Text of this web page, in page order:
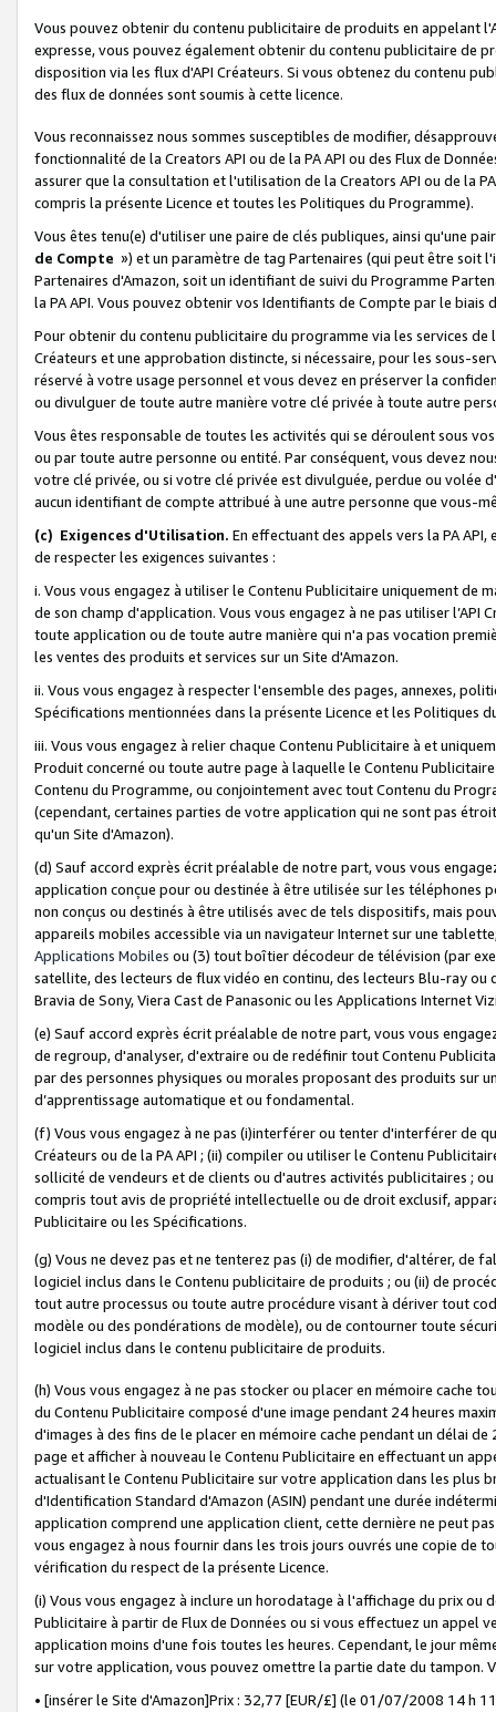
Vous pouvez obtenir du contenu publicitaire de produits en appelant
expresse, vous pouvez également obtenir du contenu publicitaire de
disposition via les flux d'API Créateurs. Si vous obtenez du contenu
des flux de données sont soumis à cette licence.
Vous reconnaissez nous sommes susceptibles de modifier,
fonctionnalité de la Creators API ou de la PA API ou des Flux de
assurer que la consultation et l'utilisation de la Creators API ou de la
compris la présente Licence et toutes les Politiques du Programme).
Vous êtes tenu(e) d'utiliser une paire de clés publiques, ainsi qu'une
de Compte ») et un paramètre de tag Partenaires (qui peut être soit
Partenaires d'Amazon, soit un identifiant de suivi du Programme
la PA API. Vous pouvez obtenir vos Identifiants de Compte par le biais
Pour obtenir du contenu publicitaire du programme via les services
Créateurs et une approbation distincte, si nécessaire, pour les sous-
réservé à votre usage personnel et vous devez en préserver la
ou divulguer de toute autre manière votre clé privée à toute autre
Vous êtes responsable de toutes les activités qui se déroulent sous
ou par toute autre personne ou entité. Par conséquent, vous devez
votre clé privée, ou si votre clé privée est divulguée, perdue ou volée
aucun identifiant de compte attribué à une autre personne que vous-
(c) Exigences d'Utilisation. En effectuant des appels vers la PA
de respecter les exigences suivantes :
i. Vous vous engagez à utiliser le Contenu Publicitaire uniquement de
de son champ d'application. Vous vous engagez à ne pas utiliser l’API
toute application ou de toute autre manière qui n'a pas vocation
les ventes des produits et services sur un Site d'Amazon.
ii. Vous vous engagez à respecter l'ensemble des pages, annexes,
Spécifications mentionnées dans la présente Licence et les Politiques
iii. Vous vous engagez à relier chaque Contenu Publicitaire à et
Produit concerné ou toute autre page à laquelle le Contenu
Contenu du Programme, ou conjointement avec tout Contenu du
(cependant, certaines parties de votre application qui ne sont pas
qu'un Site d'Amazon).
(d) Sauf accord exprès écrit préalable de notre part, vous vous
application conçue pour ou destinée à être utilisée sur les téléphones
non conçus ou destinés à être utilisés avec de tels dispositifs, mais
appareils mobiles accessible via un navigateur Internet sur une
Applications Mobiles ou (3) tout boîtier décodeur de télévision (par
satellite, des lecteurs de flux vidéo en continu, des lecteurs Blu-ray
Bravia de Sony, Viera Cast de Panasonic ou les Applications Internet
(e) Sauf accord exprès écrit préalable de notre part, vous vous
de regroup, d'analyser, d'extraire ou de redéfinir tout Contenu
par des personnes physiques ou morales proposant des produits sur
d’apprentissage automatique et ou fondamental.
(f) Vous vous engagez à ne pas (i)interférer ou tenter d'interférer de
Créateurs ou de la PA API ; (ii) compiler ou utiliser le Contenu
sollicité de vendeurs et de clients ou d'autres activités publicitaires ;
compris tout avis de propriété intellectuelle ou de droit exclusif,
Publicitaire ou les Spécifications.
(g) Vous ne devez pas et ne tenterez pas (i) de modifier, d'altérer, de
logiciel inclus dans le Contenu publicitaire de produits ; ou (ii) de
tout autre processus ou toute autre procédure visant à dériver tout
modèle ou des pondérations de modèle), ou de contourner toute
logiciel inclus dans le contenu publicitaire de produits.
(h) Vous vous engagez à ne pas stocker ou placer en mémoire cache
du Contenu Publicitaire composé d'une image pendant 24 heures
d'images à des fins de le placer en mémoire cache pendant un délai
page et afficher à nouveau le Contenu Publicitaire en effectuant un
actualisant le Contenu Publicitaire sur votre application dans les plus
d'Identification Standard d'Amazon (ASIN) pendant une durée
application comprend une application client, cette dernière ne peut
vous engagez à nous fournir dans les trois jours ouvrés une copie de
vérification du respect de la présente Licence.
(i) Vous vous engagez à inclure un horodatage à l'affichage du prix
Publicitaire à partir de Flux de Données ou si vous effectuez un appel
application moins d'une fois toutes les heures. Cependant, le jour
sur votre application, vous pouvez omettre la partie date du tampon.
• [insérer le Site d'Amazon]Prix : 32,77 [EUR/£] (le 01/07/2008 14 h